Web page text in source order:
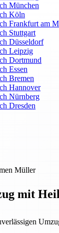
München
Köln
Frankfurt am
Stuttgart
Düsseldorf
Leipzig
Dortmund
Essen
Bremen
Hannover
Nürnberg
Dresden
Müller
mit